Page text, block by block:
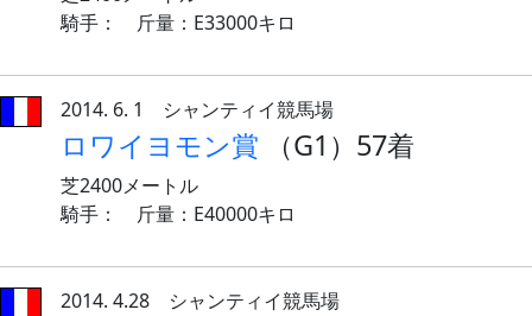
騎手： 斤量：E33000キロ
2014. 6. 1 シャンティイ競馬場
ロワイヨモン賞 （G1）57着
芝2400メートル
騎手： 斤量：E40000キロ
2014. 4.28 シャンティイ競馬場